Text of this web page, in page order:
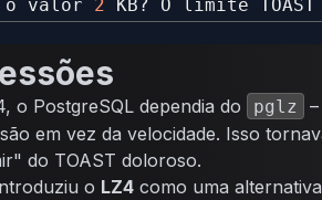
o valor 2 KB? O limite
o PostgreSQL dependia do pglz
em vez da velocidade. Isso
do TOAST doloroso.
o LZ4 como uma